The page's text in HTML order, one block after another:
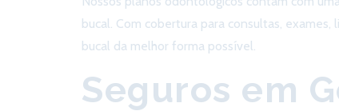
bucal. Com cobertura para consultas,
bucal da melhor forma possível.
Seguros em